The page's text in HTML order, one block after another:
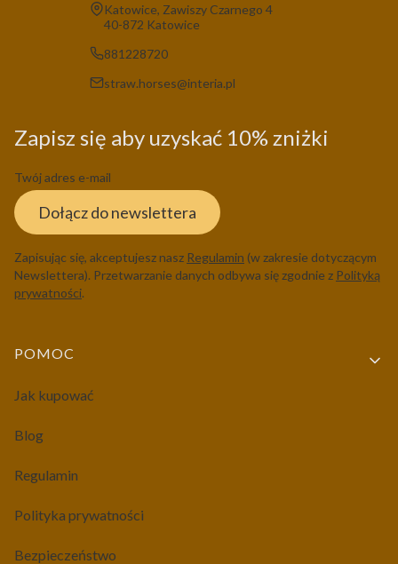
Adres:
Katowice, Zawiszy Czarnego 4
40-872 Katowice
881228720
straw.horses@interia.pl
Zapisz się aby uzyskać 10% zniżki
Twój adres e-mail
Dołącz do newslettera
Zapisując się, akceptujesz nasz Regulamin (w zakresie dotyczącym
Newslettera). Przetwarzanie danych odbywa się zgodnie z Polityką
prywatności.
Linki w stopce
POMOC
Jak kupować
Blog
Regulamin
Polityka prywatności
Bezpieczeństwo